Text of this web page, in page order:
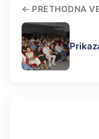
PRETHODNA